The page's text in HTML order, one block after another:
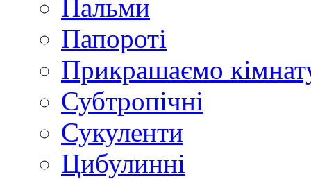
Пальми
Папороті
Прикрашаємо
Субтропічні
Сукуленти
Цибулинні